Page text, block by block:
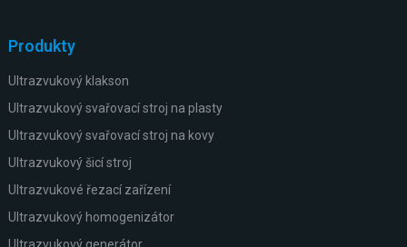
Produkty
Ultrazvukový klakson
Ultrazvukový svařovací stroj na plasty
Ultrazvukový svařovací stroj na kovy
Ultrazvukový šicí stroj
Ultrazvukové řezací zařízení
Ultrazvukový homogenizátor
Ultrazvukový generátor